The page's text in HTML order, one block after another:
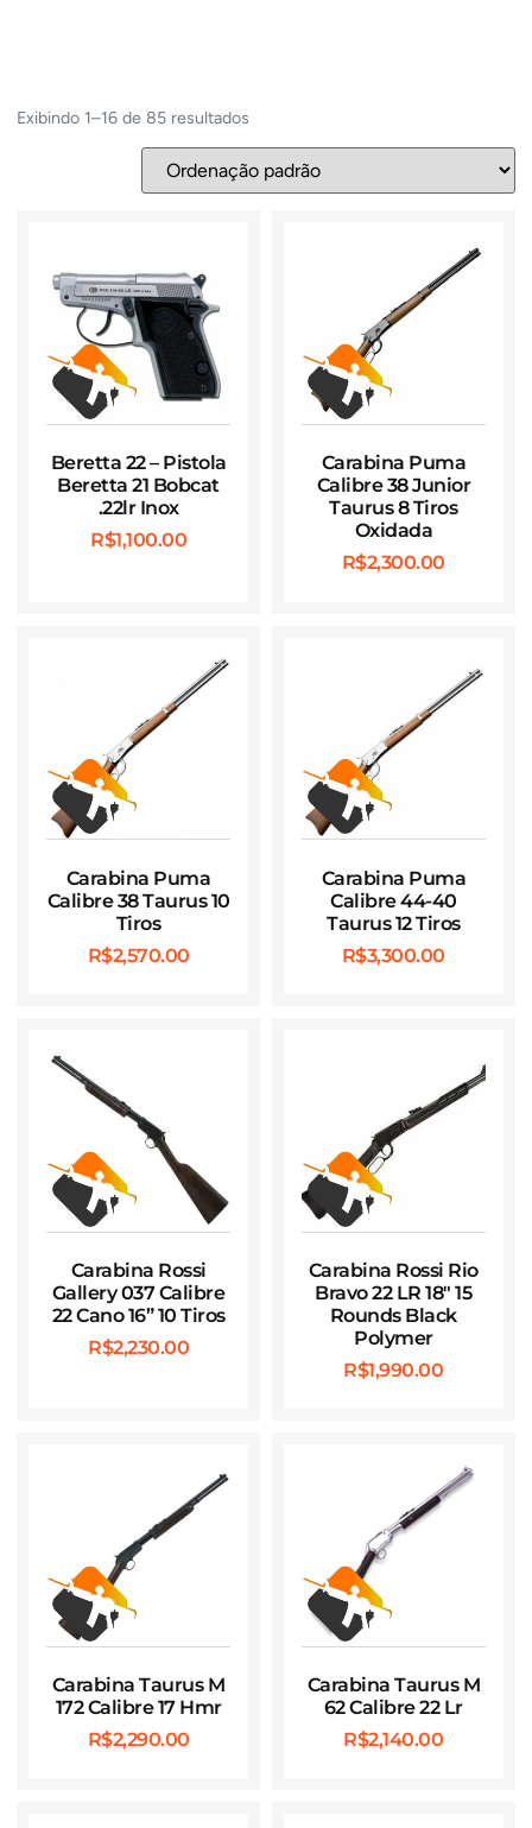
Exibindo 1–16 de 85 resultados
Beretta 22 – Pistola
Beretta 21 Bobcat
.22lr Inox
R$1,100.00
Carabina Puma
Calibre 38 Junior
Taurus 8 Tiros
Oxidada
R$2,300.00
Carabina Puma
Calibre 38 Taurus 10
Tiros
R$2,570.00
Carabina Puma
Calibre 44-40
Taurus 12 Tiros
R$3,300.00
Carabina Rossi
Gallery 037 Calibre
22 Cano 16” 10 Tiros
R$2,230.00
Carabina Rossi Rio
Bravo 22 LR 18″ 15
Rounds Black
Polymer
R$1,990.00
Carabina Taurus M
172 Calibre 17 Hmr
R$2,290.00
Carabina Taurus M
62 Calibre 22 Lr
R$2,140.00